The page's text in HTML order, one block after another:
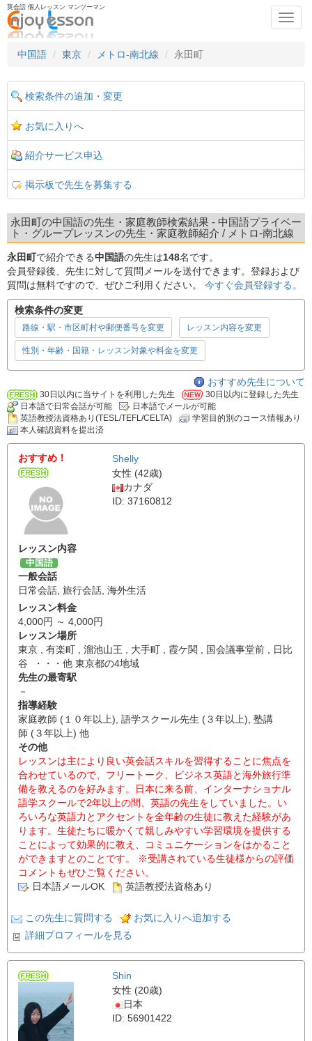
英会話 個人レッスン マンツーマン
中国語
東京 メトロ-南北線 永田町
検索条件の追加・変更
お気に入りへ
紹介サービス申込
掲示板で先生を募集する
永田町の中国語の先生・家庭教師検索結果 - 中国語プライベー
ト・グループレッスンの先生・家庭教師紹介 / メトロ-南北線
永田町で紹介できる中国語の先生は148名です。
会員登録後、先生に対して質問メールを送付できます。登録および
質問は無料ですので、ぜひご利用ください。 今すぐ会員登録する。
検索条件の変更
路線・駅・市区町村や郵便番号を変更 レッスン内容を変更
性別・年齢・国籍・レッスン対象や料金を変更
おすすめ先生について
30日以内に当サイトを利用した先生
30日以内に登録した先生
日本語で日常会話が可能
日本語でメールが可能
英語教授法資格あり(TESL/TEFL/CELTA)
学習目的別のコース情報あり
本人確認資料を提出済
おすすめ！
Shelly
女性 (42歳)
カナダ
ID: 37160812
レッスン内容
中国語
一般会話
日常会話, 旅行会話, 海外生活
レッスン料金
4,000円 ～ 4,000円
レッスン場所
東京 , 有楽町 , 溜池山王 , 大手町 , 霞ケ関 , 国会議事堂前 , 日比
谷 ・・・他 東京都の4地域
先生の最寄駅
－
指導経験
家庭教師 (１０年以上), 語学スクール先生 (３年以上), 塾講
師 (３年以上) 他
その他
レッスンは主により良い英会話スキルを習得することに焦点を
合わせているので、フリートーク、ビジネス英語と海外旅行準
備を教えるのを好みます。日本に来る前、インターナショナル
語学スクールで2年以上の間、英語の先生をしていました。い
ろいろな英語力とアクセントを全年齢の生徒に教えた経験があ
ります。生徒たちに暖かくて親しみやすい学習環境を提供する
ことによって効果的に教え、コミュニケーションをはかること
ができますとのことです。 ※受講されている生徒様からの評価
コメントもぜひご覧ください。
日本語メールOK
英語教授法資格あり
この先生に質問する
お気に入りへ追加する
詳細プロフィールを見る
Shin
女性 (20歳)
日本
ID: 56901422